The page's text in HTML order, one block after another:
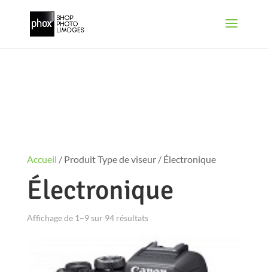
Accueil / Produit Type de viseur / Électronique
Électronique
Affichage de 1–9 sur 94 résultats